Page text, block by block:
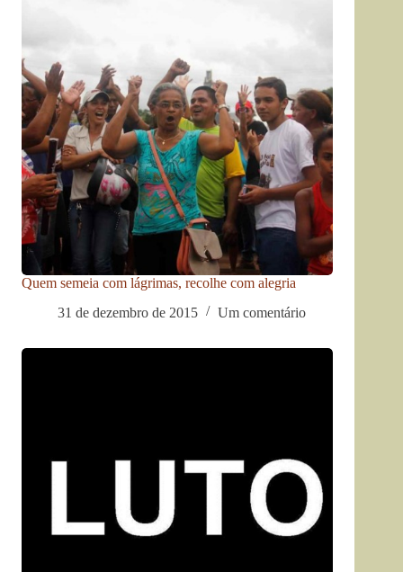
Quem semeia com lágrimas, recolhe com alegria
31 de dezembro de 2015
Um comentário